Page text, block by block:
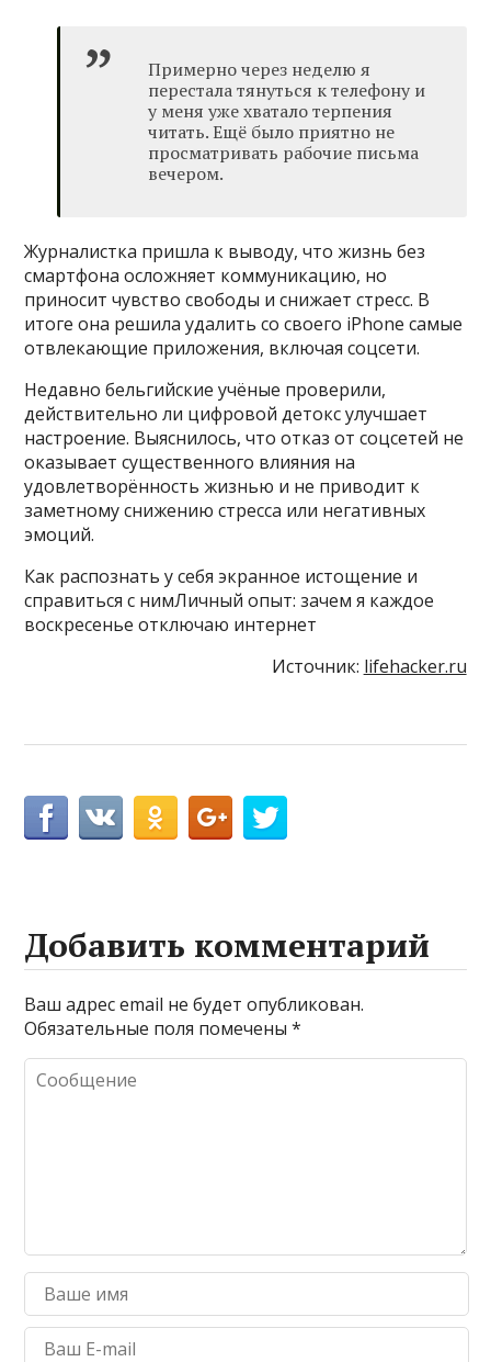
Примерно через неделю я
перестала тянуться к телефону и
у меня уже хватало терпения
читать. Ещё было приятно не
просматривать рабочие письма
вечером.
Журналистка пришла к выводу, что жизнь без
смартфона осложняет коммуникацию, но
приносит чувство свободы и снижает стресс. В
итоге она решила удалить со своего iPhone самые
отвлекающие приложения, включая соцсети.
Недавно бельгийские учёные проверили,
действительно ли цифровой детокс улучшает
настроение. Выяснилось, что отказ от соцсетей не
оказывает существенного влияния на
удовлетворённость жизнью и не приводит к
заметному снижению стресса или негативных
эмоций.
Как распознать у себя экранное истощение и
справиться с нимЛичный опыт: зачем я каждое
воскресенье отключаю интернет
Источник: lifehacker.ru
Добавить комментарий
Ваш адрес email не будет опубликован.
Обязательные поля помечены*